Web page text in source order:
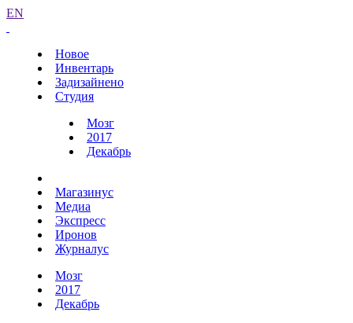
EN
Новое
Инвентарь
Задизайнено
Студия
Мозг
2017
Декабрь
Магазинус
Медиа
Экспресс
Иронов
Журналус
Мозг
2017
Декабрь